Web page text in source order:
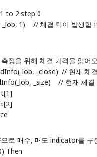
to 2 step 0
_lob, 1) // 체결 틱이 발생할
정을 위해 체결 가격을 읽어
_close) // 현재 체
_size) // 현재 체결
로 매수, 매도 indicator를 구
Then